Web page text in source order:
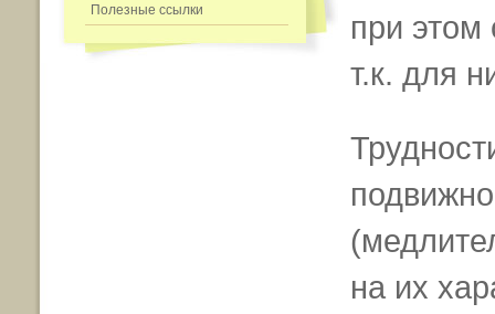
Полезные ссылки
при
т.к. для
на их